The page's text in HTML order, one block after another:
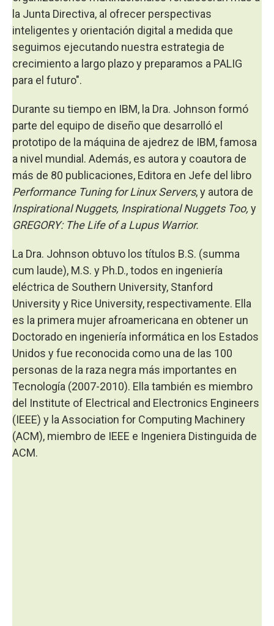
la Junta Directiva, al ofrecer perspectivas
inteligentes y orientación digital a medida que
seguimos ejecutando nuestra estrategia de
crecimiento a largo plazo y preparamos a PALIG
para el futuro".
Durante su tiempo en IBM, la Dra. Johnson formó
parte del equipo de diseño que desarrolló el
prototipo de la máquina de ajedrez de IBM, famosa
a nivel mundial. Además, es autora y coautora de
más de 80 publicaciones, Editora en Jefe del libro
Performance Tuning for Linux Servers, y autora de
Inspirational Nuggets, Inspirational Nuggets Too, y
GREGORY: The Life of a Lupus Warrior.
La Dra. Johnson obtuvo los títulos B.S. (summa
cum laude), M.S. y Ph.D., todos en ingeniería
eléctrica de Southern University, Stanford
University y Rice University, respectivamente. Ella
es la primera mujer afroamericana en obtener un
Doctorado en ingeniería informática en los Estados
Unidos y fue reconocida como una de las 100
personas de la raza negra más importantes en
Tecnología (2007-2010). Ella también es miembro
del Institute of Electrical and Electronics Engineers
(IEEE) y la Association for Computing Machinery
(ACM), miembro de IEEE e Ingeniera Distinguida de
ACM.